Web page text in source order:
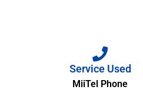
Service Used
MiiTel Phone